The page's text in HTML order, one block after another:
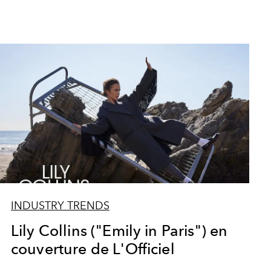
INDUSTRY TRENDS
Lily Collins ("Emily in Paris") en
couverture de L'Officiel